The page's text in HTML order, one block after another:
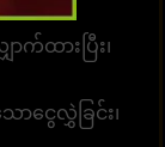
က်ထားပြီး၊
ာငွေလွှဲခြင်း၊